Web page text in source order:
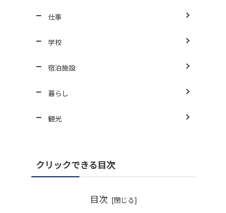
仕事
学校
宿泊施設
暮らし
観光
クリックできる目次
目次